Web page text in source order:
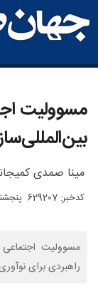
مسوولیت
مینا صمدی
کدخبر: 629207 پنجشنبه 31
مسوولیت اجتماعی
راهبردی برای